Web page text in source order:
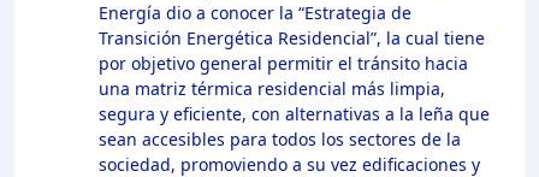
Energía dio a conocer la “Estrategia de
Transición Energética Residencial”, la cual tiene
por objetivo general permitir el tránsito hacia
una matriz térmica residencial más limpia,
segura y eficiente, con alternativas a la leña que
sean accesibles para todos los sectores de la
sociedad, promoviendo a su vez edificaciones y